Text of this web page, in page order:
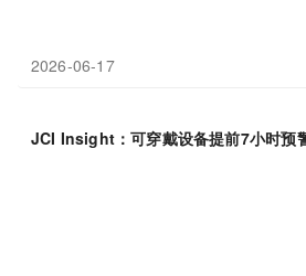
2026-06-17
JCI Insight：可穿戴设备提前7小时预